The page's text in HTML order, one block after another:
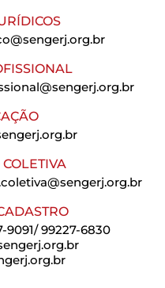
9091/ 99227-6830